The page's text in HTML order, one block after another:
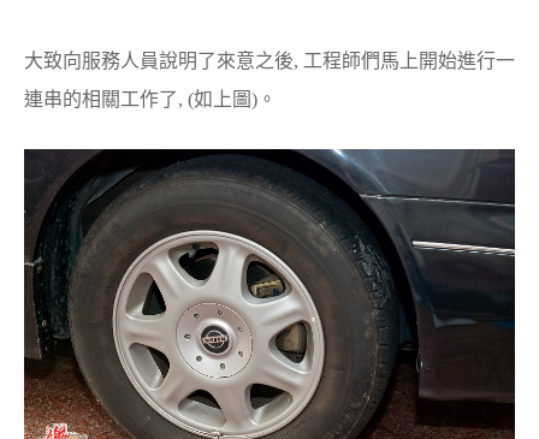
大致向服務人員說明了來意之後, 工程師們馬上開始進行一
連串的相關工作了, (如上圖)。